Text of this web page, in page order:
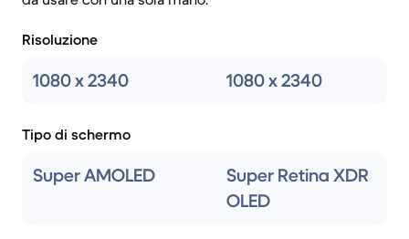
Risoluzione
1080 x 2340 1080 x 2340
Tipo di schermo
Super AMOLED
Super Retina XDR
OLED